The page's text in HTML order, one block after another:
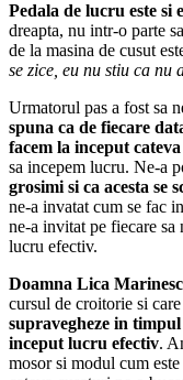
Pedala de lucru este si
dreapta, nu intr-o parte
de la masina de cusut
se zice, eu nu stiu ca nu
Urmatorul pas a fost sa
spuna ca de fiecare
facem la inceput
sa incepem lucru. Ne-a
grosimi si ca acesta se
ne-a invatat cum se fac
ne-a invitat pe fiecare sa
lucru efectiv.
Doamna Lica
cursul de croitorie si
supravegheze in
inceput lucru efectiv.
mosor si modul cum